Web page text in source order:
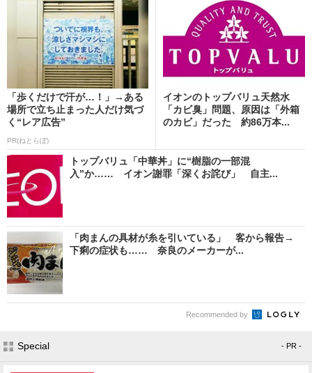
「歩くだけで汗が…！」→ある
場所で立ち止まった人だけ気づ
く“レア広告”
PR(ねとらぼ)
イオンのトップバリュ天然水
「カビ臭」問題、原因は「外箱
のカビ」だった 約86万本...
トップバリュ「中華丼」に“樹脂の一部混
入”か…… イオン謝罪「深くお詫び」 自主...
「肉まんの具材が糸を引いている」 客から報告→
下痢の症状も…… 奈良のメーカーが...
Recommended by
Special - PR -